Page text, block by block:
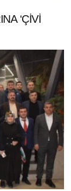
‘ÇİVİ